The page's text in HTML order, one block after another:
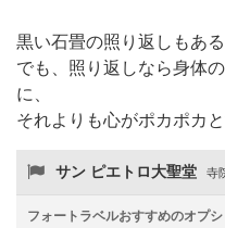
黒い石畳の照り返しもあ
でも、照り返しなら身体
に、
それよりも心がポカポカ
サン ピエトロ大聖堂 寺
フォートラベルおすすめのオプ